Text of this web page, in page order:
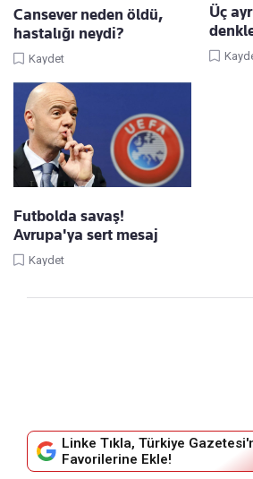
Cansever neden öldü,
hastalığı neydi?
Kaydet
Üç
Futbolda savaş!
Avrupa'ya sert mesaj
Kaydet
Linke Tıkla, Türkiye
Favorilerine Ekle!